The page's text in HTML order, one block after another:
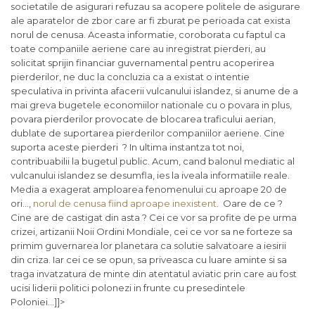
societatile de asigurari refuzau sa acopere politele de asigurare
ale aparatelor de zbor care ar fi zburat pe perioada cat exista
norul de cenusa. Aceasta informatie, coroborata cu faptul ca
toate companiile aeriene care au inregistrat pierderi, au
solicitat sprijin financiar guvernamental pentru acoperirea
pierderilor, ne duc la concluzia ca a existat o intentie
speculativa in privinta afacerii vulcanului islandez, si anume de a
mai greva bugetele economiilor nationale cu o povara in plus,
povara pierderilor provocate de blocarea traficului aerian,
dublate de suportarea pierderilor companiilor aeriene. Cine
suporta aceste pierderi ? In ultima instantza tot noi,
contribuabilii la bugetul public. Acum, cand balonul mediatic al
vulcanului islandez se desumfla, ies la iveala informatiile reale.
Media a exagerat amploarea fenomenului cu aproape 20 de
ori…, norul de cenusa fiind aproape inexistent . Oare de ce ?
Cine are de castigat din asta ? Cei ce vor sa profite de pe urma
crizei, artizanii Noii Ordini Mondiale, cei ce vor sa ne forteze sa
primim guvernarea lor planetara ca solutie salvatoare a iesirii
din criza. Iar cei ce se opun, sa priveasca cu luare aminte si sa
traga invatzatura de minte din atentatul aviatic prin care au fost
ucisi liderii politici polonezi in frunte cu presedintele
Poloniei…]]>